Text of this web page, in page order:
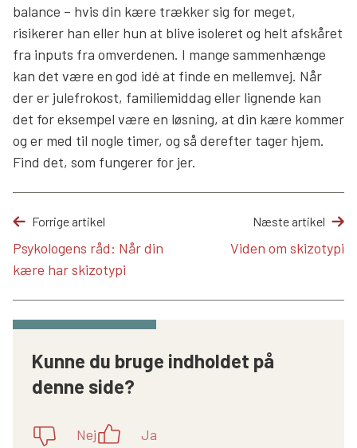
balance – hvis din kære trækker sig for meget,
risikerer han eller hun at blive isoleret og helt afskåret
fra inputs fra omverdenen. I mange sammenhænge
kan det være en god idé at finde en mellemvej. Når
der er julefrokost, familiemiddag eller lignende kan
det for eksempel være en løsning, at din kære kommer
og er med til nogle timer, og så derefter tager hjem.
Find det, som fungerer for jer.
Forrige artikel
Psykologens råd: Når din
kære har skizotypi
Næste artikel
Viden om skizotypi
Kunne du bruge indholdet på
denne side?
Nej Ja